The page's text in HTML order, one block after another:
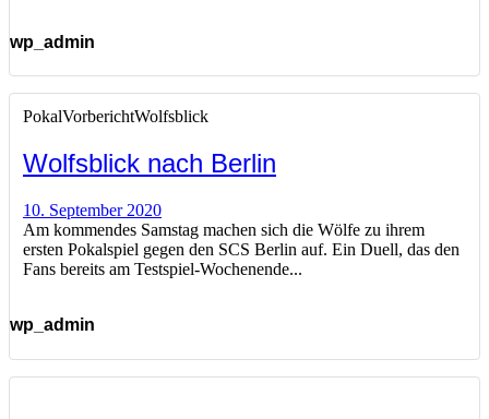
wp_admin
PokalVorberichtWolfsblick
Wolfsblick nach Berlin
10. September 2020
Am kommendes Samstag machen sich die Wölfe zu ihrem
ersten Pokalspiel gegen den SCS Berlin auf. Ein Duell, das den
Fans bereits am Testspiel-Wochenende...
wp_admin